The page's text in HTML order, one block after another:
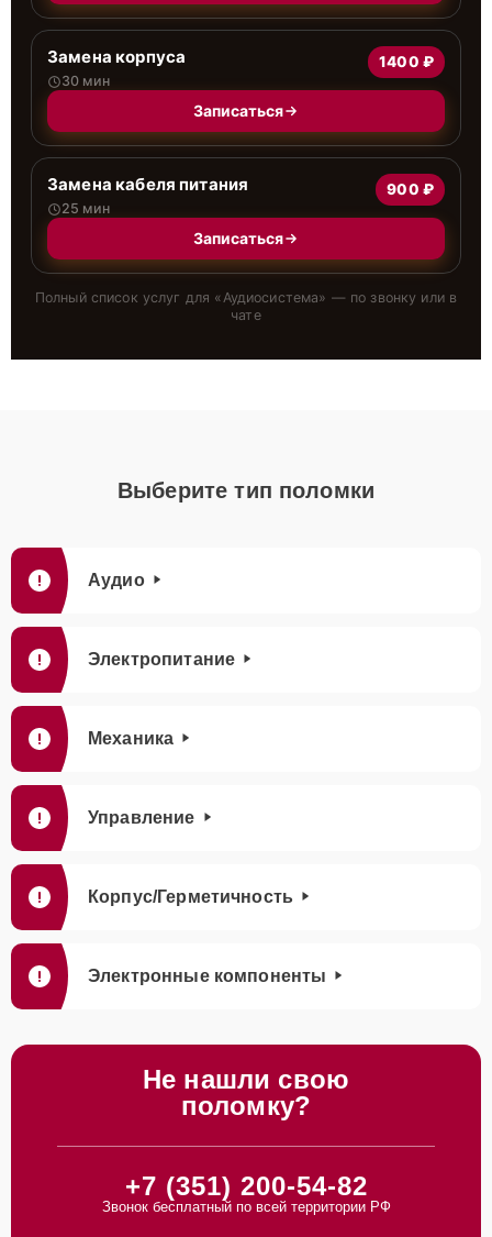
Замена корпуса
30 мин
1400 ₽
Записаться
Замена кабеля питания
25 мин
900 ₽
Записаться
Полный список услуг для «Аудиосистема» — по звонку или в
чате
Выберите тип поломки
Аудио
Электропитание
Механика
Управление
Корпус/Герметичность
Электронные компоненты
Не нашли свою
поломку?
+7 (351) 200-54-82
Звонок бесплатный по всей территории РФ